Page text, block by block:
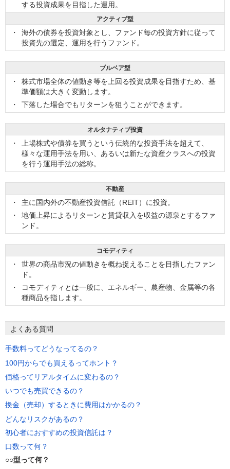
する投資成果を目指した運用。
アクティブ型
海外の債券を投資対象とし、ファンド毎の投資方針に従って
投資先の選定、運用を行うファンド。
ブルベア型
株式市場全体の値動き等を上回る投資成果を目指すため、基
準価額は大きく変動します。
下落した場合でもリターンを狙うことができます。
オルタナティブ投資
上場株式や債券を買うという伝統的な投資手法を超えて、
様々な運用手法を用い、あるいは新たな資産クラスへの投資
を行う運用手法の総称。
不動産
主に国内外の不動産投資信託（REIT）に投資。
地価上昇によるリターンと賃貸収入を収益の源泉とするファ
ンド。
コモディティ
世界の商品市況の値動きを概ね捉えることを目指したファン
ド。
コモディティとは一般に、エネルギー、農産物、金属等の各
種商品を指します。
よくある質問
手数料ってどうなってるの？
100円からでも買えるってホント？
価格ってリアルタイムに変わるの？
いつでも売買できるの？
換金（売却）するときに費用はかかるの？
どんなリスクがあるの？
初心者におすすめの投資信託は？
口数って何？
○○型って何？